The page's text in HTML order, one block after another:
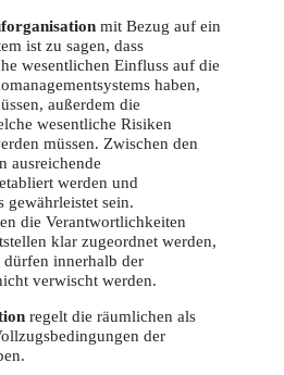
mit Bezug auf ein
ist zu sagen, dass
wesentlichen Einfluss auf die
haben,
außerdem die
wesentliche Risiken
müssen. Zwischen den
ausreichende
werden und
gewährleistet sein.
die Verantwortlichkeiten
klar zugeordnet werden,
innerhalb der
verwischt werden.
regelt die räumlichen als
der